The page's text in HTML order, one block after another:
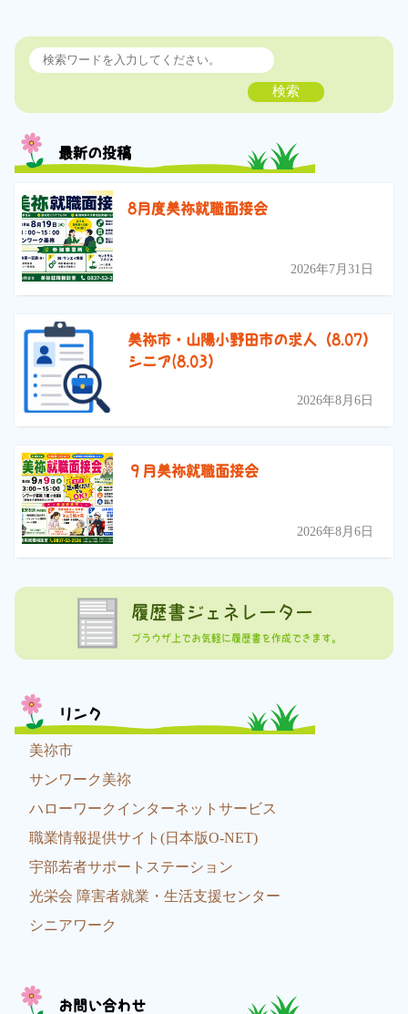
検索
最新の投稿
8月度美祢就職面接会
2026年7月31日
美祢市・山陽小野田市の求人（8.07）
シニア(8.03）
2026年8月6日
９月美祢就職面接会
2026年8月6日
履歴書ジェネレーター
ブラウザ上でお気軽に履歴書を作成できます。
リンク
美祢市
サンワーク美祢
ハローワークインターネットサービス
職業情報提供サイト(日本版O-NET)
宇部若者サポートステーション
光栄会 障害者就業・生活支援センター
シニアワーク
お問い合わせ